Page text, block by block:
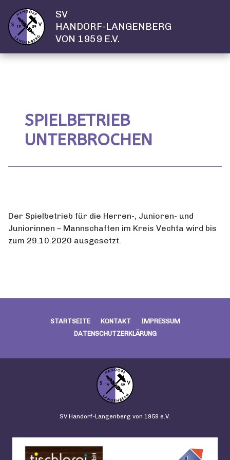
SV
HANDORF-LANGENBERG
VON 1959 E.V.
SPIELBETRIEB
UNTERBROCHEN
Der Spielbetrieb für die Herren-, Junioren- und
Juniorinnen – Mannschaften im Kreis Vechta wird bis
zum 29.10.2020 ausgesetzt.
STARTSEITE KONTAKT
IMPRESSUM
DATENSCHUTZERKLÄRUNG
SV Handorf-Langenberg von 1959 e.V.